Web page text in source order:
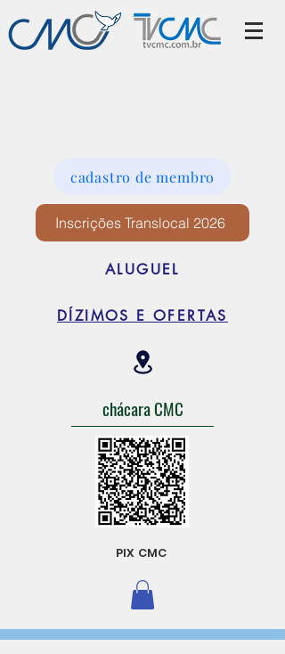
cadastro de membro
Inscrições Translocal 2026
ALUGUEL
DÍZIMOS E OFERTAS
chácara CMC
PIX CMC